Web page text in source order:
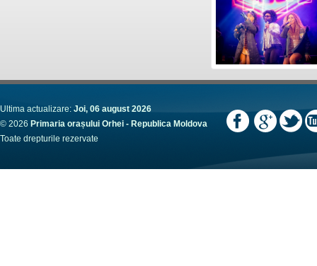
Ultima actualizare: Joi, 06 august 2026
© 2026 Primaria orașului Orhei - Republica Moldova
Toate drepturile rezervate